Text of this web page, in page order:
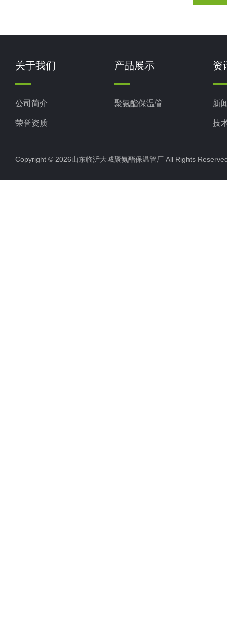
关于我们
公司简介
荣誉资质
产品展示
聚氨酯保温管
资
新
技
Copyright © 2026山东临沂大城聚氨酯保温管厂 All Rights